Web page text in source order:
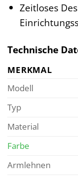
Zeitloses
Technische
MERKMAL
Modell
Typ
Material
Farbe
Armlehnen